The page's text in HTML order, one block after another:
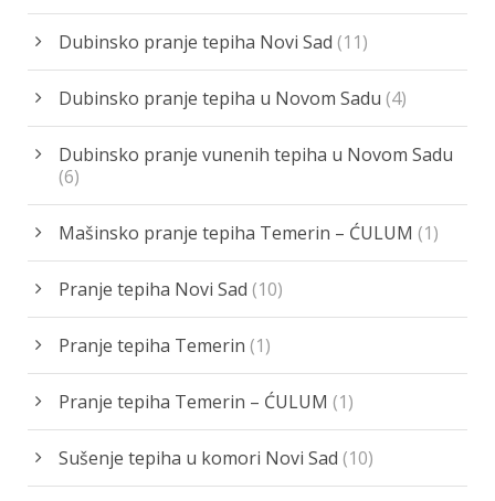
Dubinsko pranje tepiha Novi Sad (11)
Dubinsko pranje tepiha u Novom Sadu (4)
Dubinsko pranje vunenih tepiha u Novom Sadu
(6)
Mašinsko pranje tepiha Temerin – ĆULUM (1)
Pranje tepiha Novi Sad (10)
Pranje tepiha Temerin (1)
Pranje tepiha Temerin – ĆULUM (1)
Sušenje tepiha u komori Novi Sad (10)